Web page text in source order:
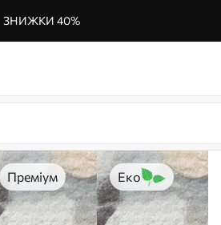
ЗНИЖКИ 40%
Преміум Еко